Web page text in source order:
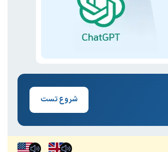
شروع تست